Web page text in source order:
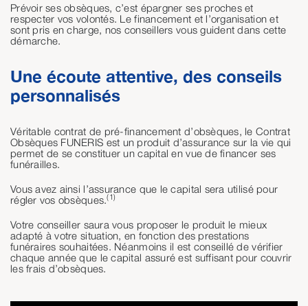
Prévoir ses obsèques, c’est épargner ses proches et
respecter vos volontés. Le financement et l’organisation et
sont pris en charge, nos conseillers vous guident dans cette
démarche.
Une écoute attentive, des conseils
personnalisés
Véritable contrat de pré-financement d’obsèques, le Contrat
Obsèques FUNERIS est un produit d’assurance sur la vie qui
permet de se constituer un capital en vue de financer ses
funérailles.
Vous avez ainsi l’assurance que le capital sera utilisé pour
régler vos obsèques.(1)
Votre conseiller saura vous proposer le produit le mieux
adapté à votre situation, en fonction des prestations
funéraires souhaitées. Néanmoins il est conseillé de vérifier
chaque année que le capital assuré est suffisant pour couvrir
les frais d’obsèques.